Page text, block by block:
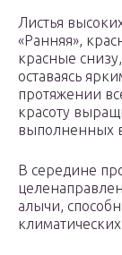
Листья
«Ранняя»,
красные
оставаясь
протяжении
красоту
выполненных
В середине
алычи,